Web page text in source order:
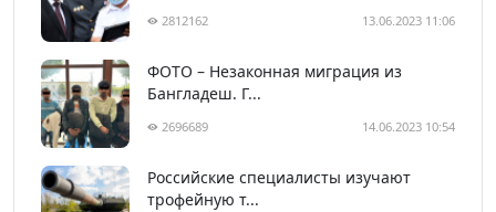
2812162 13.06.2023 11:06
ФОТО – Незаконная миграция из
Бангладеш. Г...
2696689 14.06.2023 10:54
Российские специалисты изучают
трофейную т...